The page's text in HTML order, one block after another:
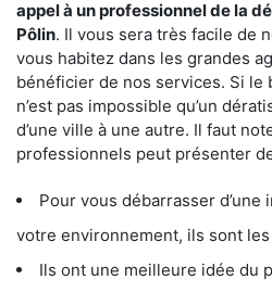
appel à un professionnel de la
Pôlin. Il vous sera très facile de
vous habitez dans les grandes
bénéficier de nos services. Si le
n’est pas impossible qu’un
d’une ville à une autre. Il faut
professionnels peut présenter
Pour vous débarrasser
votre environnement, ils sont
Ils ont une meilleure idée du